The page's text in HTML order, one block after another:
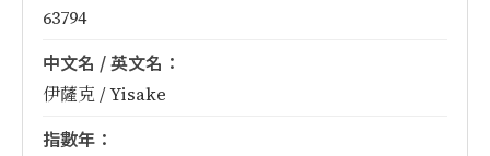
63794
中文名 / 英文名：
伊薩克 / Yisake
指數年：